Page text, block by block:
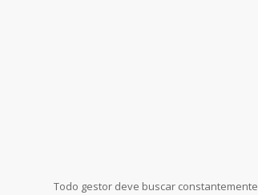
Todo gestor deve buscar constantemente